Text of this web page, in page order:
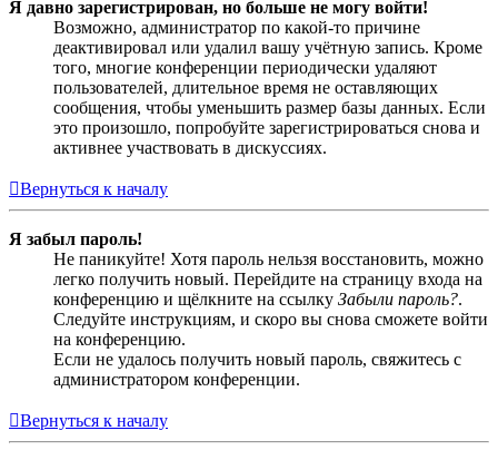
Я давно зарегистрирован, но больше не могу войти!
Возможно, администратор по какой-то причине
деактивировал или удалил вашу учётную запись. Кроме
того, многие конференции периодически удаляют
пользователей, длительное время не оставляющих
сообщения, чтобы уменьшить размер базы данных. Если
это произошло, попробуйте зарегистрироваться снова и
активнее участвовать в дискуссиях.
Вернуться к началу
Я забыл пароль!
Не паникуйте! Хотя пароль нельзя восстановить, можно
легко получить новый. Перейдите на страницу входа на
конференцию и щёлкните на ссылку Забыли пароль?.
Следуйте инструкциям, и скоро вы снова сможете войти
на конференцию.
Если не удалось получить новый пароль, свяжитесь с
администратором конференции.
Вернуться к началу